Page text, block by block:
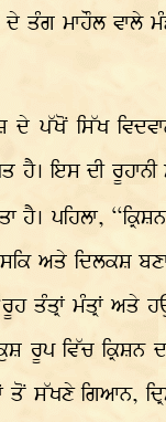
ਤੰਗ ਮਾਹੌਲ ਵਾਲੇ
ਸਿੱਖ
ਹੈ। ਇਸ ਦੀ
ਪਹਿਲਾ,
ਅਤੇ ਦਿਲਕਸ਼
ਤੰਤ੍ਰਾਂ ਮੰਤ੍ਰਾਂ
ਵਿੱਚ ਕ੍ਰਿਸ਼ਨ ਦਾ
ਸੱਖਣੇ ਗਿਆਨ,